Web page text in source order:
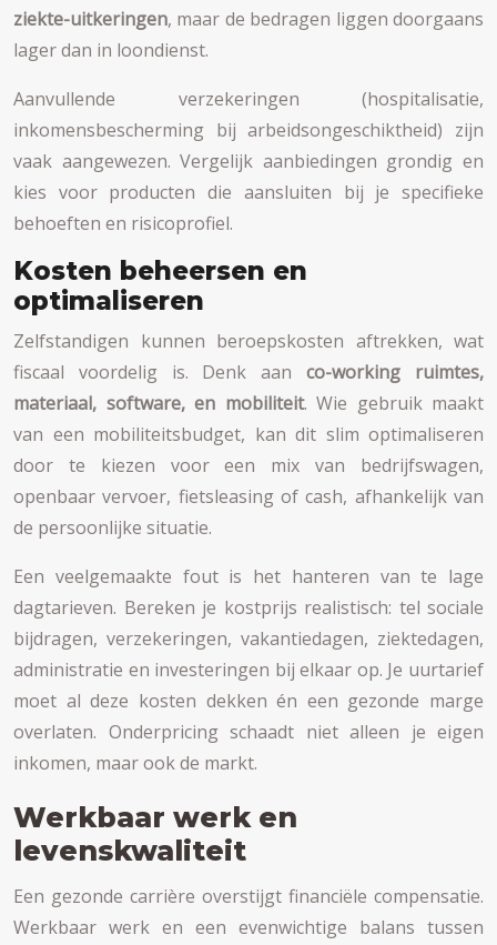
ziekte-uitkeringen, maar de bedragen liggen doorgaans
lager dan in loondienst.
Aanvullende verzekeringen (hospitalisatie,
inkomensbescherming bij arbeidsongeschiktheid) zijn
vaak aangewezen. Vergelijk aanbiedingen grondig en
kies voor producten die aansluiten bij je specifieke
behoeften en risicoprofiel.
Kosten beheersen en
optimaliseren
Zelfstandigen kunnen beroepskosten aftrekken, wat
fiscaal voordelig is. Denk aanco-working ruimtes,
materiaal, software, en mobiliteit. Wie gebruik maakt
van een mobiliteitsbudget, kan dit slim optimaliseren
door te kiezen voor een mix van bedrijfswagen,
openbaar vervoer, fietsleasing of cash, afhankelijk van
de persoonlijke situatie.
Een veelgemaakte fout is het hanteren van te lage
dagtarieven. Bereken je kostprijs realistisch: tel sociale
bijdragen, verzekeringen, vakantiedagen, ziektedagen,
administratie en investeringen bij elkaar op. Je uurtarief
moet al deze kosten dekken én een gezonde marge
overlaten. Onderpricing schaadt niet alleen je eigen
inkomen, maar ook de markt.
Werkbaar werk en
levenskwaliteit
Een gezonde carrière overstijgt financiële compensatie.
Werkbaar werk en een evenwichtige balans tussen